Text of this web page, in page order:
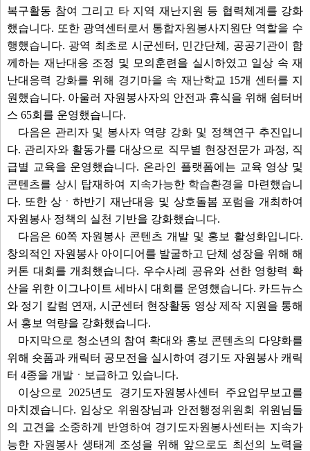
복구활동 참여 그리고 타 지역 재난지원 등 협력체계를 강화
했습니다. 또한 광역센터로서 통합자원봉사지원단 역할을 수
행했습니다. 광역 최초로 시군센터, 민간단체, 공공기관이 함
께하는 재난대응 조정 및 모의훈련을 실시하였고 일상 속 재
난대응력 강화를 위해 경기마을 속 재난학교 15개 센터를 지
원했습니다. 아울러 자원봉사자의 안전과 휴식을 위해 쉼터버
스 65회를 운영했습니다.
다음은 관리자 및 봉사자 역량 강화 및 정책연구 추진입니
다. 관리자와 활동가를 대상으로 직무별 현장전문가 과정, 직
급별 교육을 운영했습니다. 온라인 플랫폼에는 교육 영상 및
콘텐츠를 상시 탑재하여 지속가능한 학습환경을 마련했습니
다. 또한 상ㆍ하반기 재난대응 및 상호돌봄 포럼을 개최하여
자원봉사 정책의 실천 기반을 강화했습니다.
다음은 60쪽 자원봉사 콘텐츠 개발 및 홍보 활성화입니다.
창의적인 자원봉사 아이디어를 발굴하고 단체 성장을 위해 해
커톤 대회를 개최했습니다. 우수사례 공유와 선한 영향력 확
산을 위한 이그나이트 세바시 대회를 운영했습니다. 카드뉴스
와 정기 칼럼 연재, 시군센터 현장활동 영상 제작 지원을 통해
서 홍보 역량을 강화했습니다.
마지막으로 청소년의 참여 확대와 홍보 콘텐츠의 다양화를
위해 숏폼과 캐릭터 공모전을 실시하여 경기도 자원봉사 캐릭
터 4종을 개발ㆍ보급하고 있습니다.
이상으로 2025년도 경기도자원봉사센터 주요업무보고를
마치겠습니다. 임상오 위원장님과 안전행정위원회 위원님들
의 고견을 소중하게 반영하여 경기도자원봉사센터는 지속가
능한 자원봉사 생태계 조성을 위해 앞으로도 최선의 노력을